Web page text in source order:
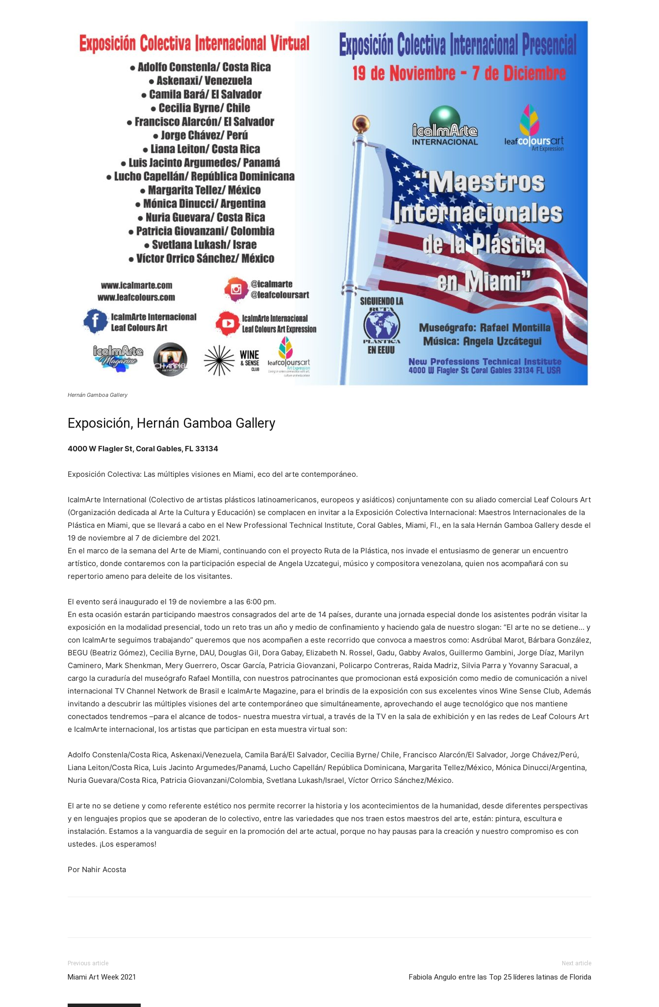
Hernán Gamboa Gallery
Exposición, Hernán Gamboa Gallery
4000 W Flagler St, Coral Gables, FL 33134
Exposición Colectiva: Las múltiples visiones en Miami, eco del arte contemporáneo.
IcalmArte International (Colectivo de artistas plásticos latinoamericanos, europeos y asiáticos) conjuntamente con su aliado comercial Leaf Colours Art
(Organización dedicada al Arte la Cultura y Educación) se complacen en invitar a la Exposición Colectiva Internacional: Maestros Internacionales de la
Plástica en Miami, que se llevará a cabo en el New Professional Technical Institute, Coral Gables, Miami, Fl., en la sala Hernán Gamboa Gallery desde el
19 de noviembre al 7 de diciembre del 2021.
En el marco de la semana del Arte de Miami, continuando con el proyecto Ruta de la Plástica, nos invade el entusiasmo de generar un encuentro
artístico, donde contaremos con la participación especial de Angela Uzcategui, músico y compositora venezolana, quien nos acompañará con su
repertorio ameno para deleite de los visitantes.
El evento será inaugurado el 19 de noviembre a las 6:00 pm.
En esta ocasión estarán participando maestros consagrados del arte de 14 países, durante una jornada especial donde los asistentes podrán visitar la
exposición en la modalidad presencial, todo un reto tras un año y medio de confinamiento y haciendo gala de nuestro slogan: “El arte no se detiene… y
con IcalmArte seguimos trabajando” queremos que nos acompañen a este recorrido que convoca a maestros como: Asdrúbal Marot, Bárbara González,
BEGU (Beatriz Gómez), Cecilia Byrne, DAU, Douglas Gil, Dora Gabay, Elizabeth N. Rossel, Gadu, Gabby Avalos, Guillermo Gambini, Jorge Díaz, Marilyn
Caminero, Mark Shenkman, Mery Guerrero, Oscar García, Patricia Giovanzani, Policarpo Contreras, Raida Madriz, Silvia Parra y Yovanny Saracual, a
cargo la curaduría del museógrafo Rafael Montilla, con nuestros patrocinantes que promocionan está exposición como medio de comunicación a nivel
internacional TV Channel Network de Brasil e IcalmArte Magazine, para el brindis de la exposición con sus excelentes vinos Wine Sense Club, Además
invitando a descubrir las múltiples visiones del arte contemporáneo que simultáneamente, aprovechando el auge tecnológico que nos mantiene
conectados tendremos –para el alcance de todos- nuestra muestra virtual, a través de la TV en la sala de exhibición y en las redes de Leaf Colours Art
e IcalmArte internacional, los artistas que participan en esta muestra virtual son:
Adolfo Constenla/Costa Rica, Askenaxi/Venezuela, Camila Bará/El Salvador, Cecilia Byrne/ Chile, Francisco Alarcón/El Salvador, Jorge Chávez/Perú,
Liana Leiton/Costa Rica, Luis Jacinto Argumedes/Panamá, Lucho Capellán/ República Dominicana, Margarita Tellez/México, Mónica Dinucci/Argentina,
Nuria Guevara/Costa Rica, Patricia Giovanzani/Colombia, Svetlana Lukash/Israel, Víctor Orrico Sánchez/México.
El arte no se detiene y como referente estético nos permite recorrer la historia y los acontecimientos de la humanidad, desde diferentes perspectivas
y en lenguajes propios que se apoderan de lo colectivo, entre las variedades que nos traen estos maestros del arte, están: pintura, escultura e
instalación. Estamos a la vanguardia de seguir en la promoción del arte actual, porque no hay pausas para la creación y nuestro compromiso es con
ustedes. ¡Los esperamos!
Por Nahir Acosta
Previous article
Miami Art Week 2021
Next article
Fabiola Angulo entre las Top 25 líderes latinas de Florida